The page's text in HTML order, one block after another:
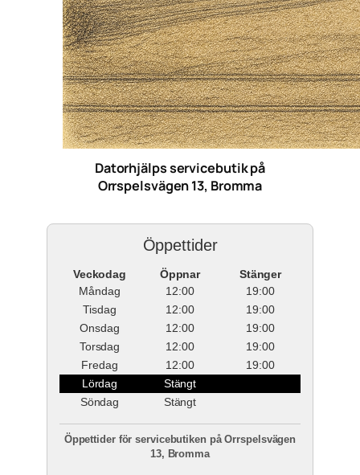
Datorhjälps servicebutik på
Orrspelsvägen 13, Bromma
Öppettider
Veckodag Öppnar
Stänger
Måndag
12:00
19:00
Tisdag
12:00
19:00
Onsdag
12:00
19:00
Torsdag
12:00
19:00
Fredag
12:00
19:00
Lördag
Stängt
Söndag
Stängt
Öppettider för servicebutiken på Orrspelsvägen
13, Bromma